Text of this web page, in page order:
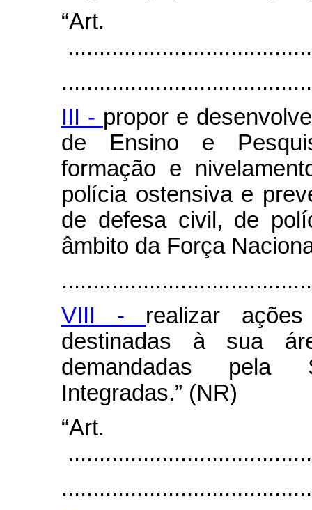
III - propor e
de Ensino e
formação e
polícia ostensiva e
de defesa civil, de
âmbito da Força
VIII - realizar
destinadas à sua
demandadas pela
Integradas.” (NR)